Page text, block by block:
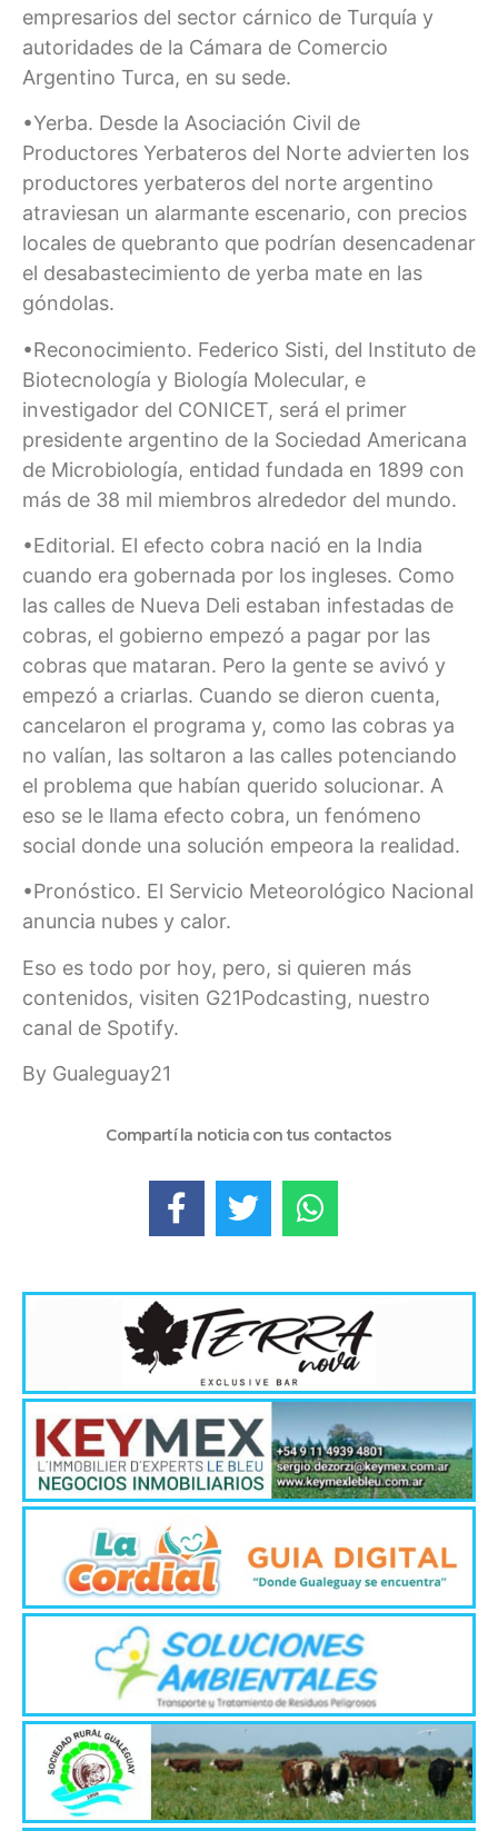
empresarios del sector cárnico de Turquía y
autoridades de la Cámara de Comercio
Argentino Turca, en su sede.
•Yerba. Desde la Asociación Civil de
Productores Yerbateros del Norte advierten los
productores yerbateros del norte argentino
atraviesan un alarmante escenario, con precios
locales de quebranto que podrían desencadenar
el desabastecimiento de yerba mate en las
góndolas.
•Reconocimiento. Federico Sisti, del Instituto de
Biotecnología y Biología Molecular, e
investigador del CONICET, será el primer
presidente argentino de la Sociedad Americana
de Microbiología, entidad fundada en 1899 con
más de 38 mil miembros alrededor del mundo.
•Editorial. El efecto cobra nació en la India
cuando era gobernada por los ingleses. Como
las calles de Nueva Deli estaban infestadas de
cobras, el gobierno empezó a pagar por las
cobras que mataran. Pero la gente se avivó y
empezó a criarlas. Cuando se dieron cuenta,
cancelaron el programa y, como las cobras ya
no valían, las soltaron a las calles potenciando
el problema que habían querido solucionar. A
eso se le llama efecto cobra, un fenómeno
social donde una solución empeora la realidad.
•Pronóstico. El Servicio Meteorológico Nacional
anuncia nubes y calor.
Eso es todo por hoy, pero, si quieren más
contenidos, visiten G21Podcasting, nuestro
canal de Spotify.
By Gualeguay21
Compartí la noticia con tus contactos